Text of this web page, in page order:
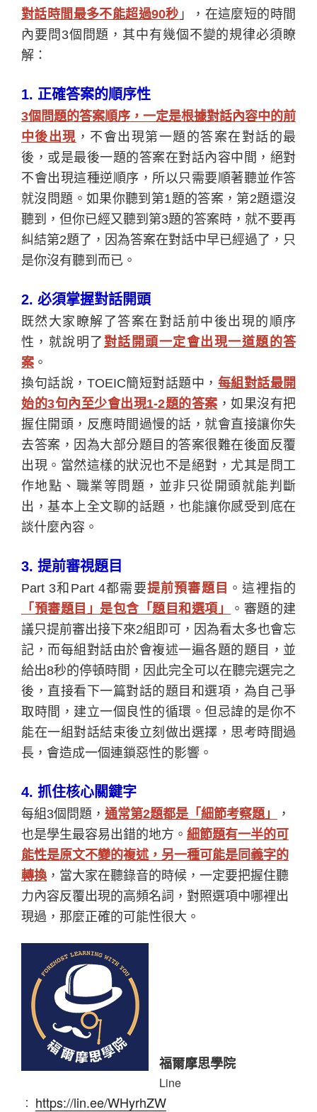
對話時間最多不能超過90秒 」，在這麼短的時間
內要問3個問題，其中有幾個不變的規律必須瞭
解：
1. 正確答案的順序性
3個問題的答案順序，一定是根據對話內容中的前
中後出現 ，不會出現第一題的答案在對話的最
後，或是最後一題的答案在對話內容中間，絕對
不會出現這種逆順序，所以只需要順著聽並作答
就沒問題。 如果你聽到第1題的答案，第2題還沒
聽到，但你已經又聽到第3題的答案時，就不要再
糾結第2題了，因為答案在對話中早已經過了，只
是你沒有聽到而已。
2. 必須掌握對話開頭
既然大家瞭解了答案在對話前中後出現的順序
性，就說明了 對話開頭一定會出現一道題的答
案 。
換句話說，TOEIC簡短對話題中， 每組對話最開
始的3句內至少會出現1-2題的答案 ，如果沒有把
握住開頭，反應時間過慢的話，就會直接讓你失
去答案，因為大部分題目的答案很難在後面反覆
出現。當然這樣的狀況也不是絕對，尤其是問工
作地點、職業等問題，並非只從開頭就能判斷
出，基本上全文聊的話題，也能讓你感受到底在
談什麼內容。
3. 提前審視題目
Part 3和Part 4都需要提前預審題目 。這裡指的
「預審題目」是包含「題目和選項」
。審題的建
議只提前審出接下來2組即可，因為看太多也會忘
記，而每組對話由於會複述一遍各題的題目，並
給出8秒的停頓時間，因此完全可以在聽完選完之
後，直接看下一篇對話的題目和選項，為自己爭
取時間，建立一個良性的循環。但忌諱的是你不
能在一組對話結束後立刻做出選擇，思考時間過
長，會造成一個連鎖惡性的影響。
4. 抓住核心關鍵字
每組3個問題， 通常第2題都是「細節考察題」
，
也是學生最容易出錯的地方。 細節題有一半的可
能性是原文不變的複述，另一種可能是同義字的
轉換 ，當大家在聽錄音的時候，一定要把握住聽
力內容反覆出現的高頻名詞，對照選項中哪裡出
現過，那麼正確的可能性很大。
福爾摩思學院
Line
︰ https://lin.ee/WHyrhZW